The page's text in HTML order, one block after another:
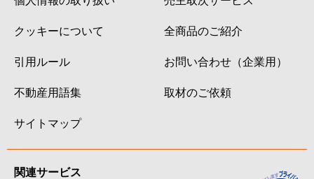
クッキーについて
引用ルール
不動産用語集
サイトマップ
全商品のご紹介
お問い合わせ（企業用）
取材のご依頼
関連サービス